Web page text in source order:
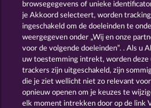
Golden Ei of Moorhuhn
Piggy Kings Duck
browsegegevens of unieke
je Akkoord selecteert, worden
ingeschakeld om de doeleinden te
weergegeven onder „Wij en onze
voor de volgende doeleinden”. . Als u
uw toestemming intrekt, worden deze
trackers zijn uitgeschakeld, zijn
die je ziet wellicht niet zo relevant
opnieuw openen om je keuzes te
elk moment intrekken door op de link